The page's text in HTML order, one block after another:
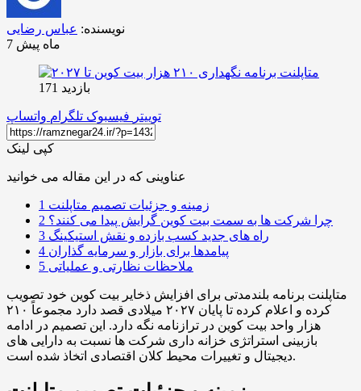
نویسنده: عباس رضایی
7 ماه پیش
بازدید 171
توییتر فیسبوک تلگرام واتساپ
کپی لینک
عناوینی که در این مقاله می خوانید
1 زمینه و جزئیات تصمیم متاپلنت
2 چرا شرکت ها به سمت بیت کوین گرایش پیدا می کنند؟
3 راه های جدید کسب بازده و نقش استیکینگ
4 پیامدها برای بازار و سرمایه گذاران
5 ملاحظات نظارتی و عملیاتی
متاپلنت برنامه بلندمدتی برای افزایش ذخایر بیت کوین خود تصویب
کرده و اعلام کرده تا پایان ۲۰۲۷ میلادی قصد دارد مجموعاً ۲۱۰
هزار واحد بیت کوین در ترازنامه نگه دارد. این تصمیم در ادامه
بازبینی استراتژی خزانه داری شرکت ها نسبت به دارایی های
دیجیتال و تغییرات محیط کلان اقتصادی اتخاذ شده است.